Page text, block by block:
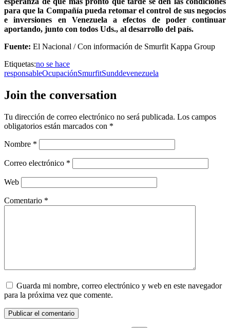
para que la Compañía pueda retomar el control de sus negocios
e inversiones en Venezuela a efectos de poder continuar
aportando, junto con todos Uds., al desarrollo del país.
Fuente: El Nacional / Con información de Smurfit Kappa Group
Etiquetas:no se hace
responsableOcupaciónSmurfitSunddevenezuela
Join the conversation
Tu dirección de correo electrónico no será publicada. Los campos
obligatorios están marcados con *
Nombre *
Correo electrónico *
Web
Comentario *
Guarda mi nombre, correo electrónico y web en este navegador
para la próxima vez que comente.